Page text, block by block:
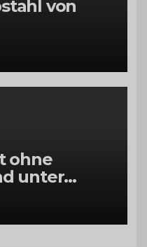
von
ohne
unter